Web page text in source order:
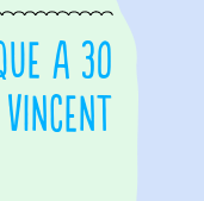
a 30